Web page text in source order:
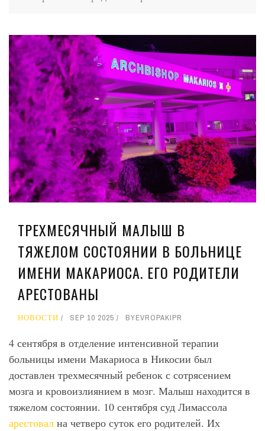
ТРЕХМЕСЯЧНЫЙ МАЛЫШ В
ТЯЖЕЛОМ СОСТОЯНИИ В БОЛЬНИЦЕ
ИМЕНИ МАКАРИОСА. ЕГО РОДИТЕЛИ
АРЕСТОВАНЫ
НОВОСТИ SEP 10 2025 BYEVROPAKIPR
4 сентября в отделение интенсивной терапии
больницы имени Макариоса в Никосии был
доставлен трехмесячный ребенок с сотрясением
мозга и кровоизлиянием в мозг. Малыш находится в
тяжелом состоянии. 10 сентября суд Лимассола
арестовал на четверо суток его родителей. Их